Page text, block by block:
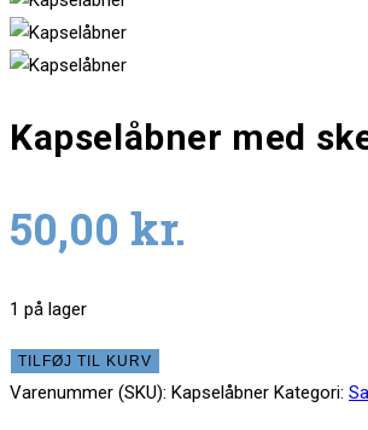
Kapselåbner med
50,00 kr.
1 på lager
Kapselåbner
med
TILFØJ TIL KURV
Varenummer (SKU): Kapselåbner Kategori: